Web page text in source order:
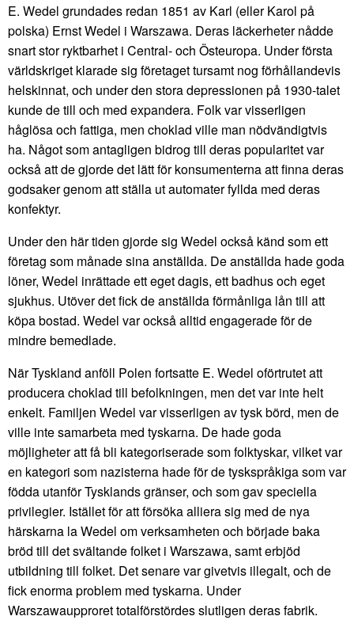
E. Wedel grundades redan 1851 av Karl (eller Karol på
polska) Ernst Wedel i Warszawa. Deras läckerheter nådde
snart stor ryktbarhet i Central- och Östeuropa. Under första
världskriget klarade sig företaget tursamt nog förhållandevis
helskinnat, och under den stora depressionen på 1930-talet
kunde de till och med expandera. Folk var visserligen
håglösa och fattiga, men choklad ville man nödvändigtvis
ha. Något som antagligen bidrog till deras popularitet var
också att de gjorde det lätt för konsumenterna att finna deras
godsaker genom att ställa ut automater fyllda med deras
konfektyr.
Under den här tiden gjorde sig Wedel också känd som ett
företag som månade sina anställda. De anställda hade goda
löner, Wedel inrättade ett eget dagis, ett badhus och eget
sjukhus. Utöver det fick de anställda förmånliga lån till att
köpa bostad. Wedel var också alltid engagerade för de
mindre bemedlade.
När Tyskland anföll Polen fortsatte E. Wedel oförtrutet att
producera choklad till befolkningen, men det var inte helt
enkelt. Familjen Wedel var visserligen av tysk börd, men de
ville inte samarbeta med tyskarna. De hade goda
möjligheter att få bli kategoriserade som folktyskar, vilket var
en kategori som nazisterna hade för de tyskspråkiga som var
födda utanför Tysklands gränser, och som gav speciella
privilegier. Istället för att försöka alliera sig med de nya
härskarna la Wedel om verksamheten och började baka
bröd till det svältande folket i Warszawa, samt erbjöd
utbildning till folket. Det senare var givetvis illegalt, och de
fick enorma problem med tyskarna. Under
Warszawaupproret totalförstördes slutligen deras fabrik.